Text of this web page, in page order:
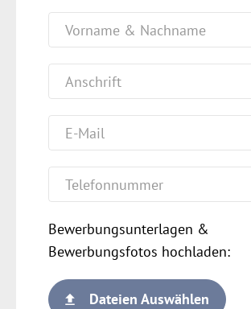
Bewerbungsunterlagen &
Bewerbungsfotos hochladen:
Dateien Auswählen